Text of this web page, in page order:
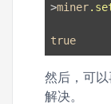
>miner
true
然后，可
解决。